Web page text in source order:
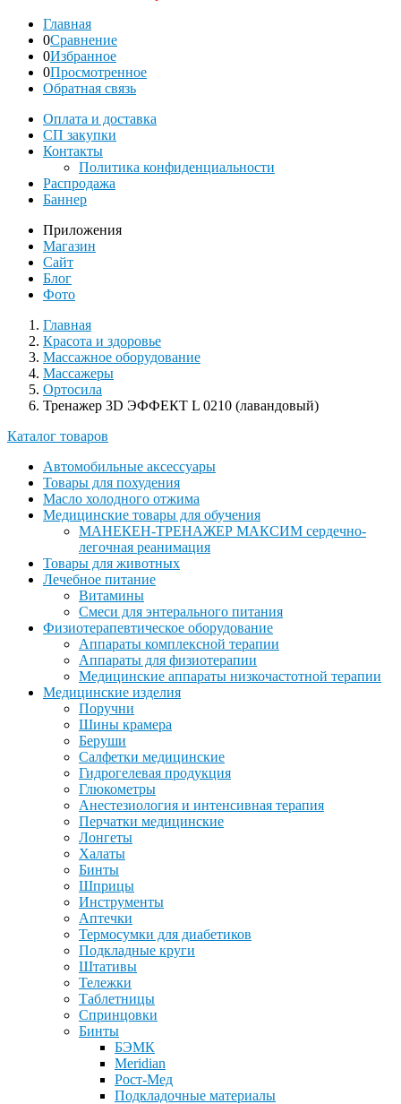
Главная
0Сравнение
0Избранное
0Просмотренное
Обратная связь
Оплата и доставка
СП закупки
Контакты
Политика конфиденциальности
Распродажа
Баннер
Приложения
Магазин
Сайт
Блог
Фото
Главная
Красота и здоровье
Массажное оборудование
Массажеры
Ортосила
Тренажер 3D ЭФФЕКТ L 0210 (лавандовый)
Каталог товаров
Автомобильные аксессуары
Товары для похудения
Масло холодного отжима
Медицинские товары для обучения
МАНЕКЕН-ТРЕНАЖЕР МАКСИМ сердечно-
легочная реанимация
Товары для животных
Лечебное питание
Витамины
Смеси для энтерального питания
Физиотерапевтическое оборудование
Аппараты комплексной терапии
Аппараты для физиотерапии
Медицинские аппараты низкочастотной терапии
Медицинские изделия
Поручни
Шины крамера
Беруши
Салфетки медицинские
Гидрогелевая продукция
Глюкометры
Анестезиология и интенсивная терапия
Перчатки медицинские
Лонгеты
Халаты
Бинты
Шприцы
Инструменты
Аптечки
Термосумки для диабетиков
Подкладные круги
Штативы
Тележки
Таблетницы
Спринцовки
Бинты
БЭМК
Meridian
Рост-Мед
Подкладочные материалы